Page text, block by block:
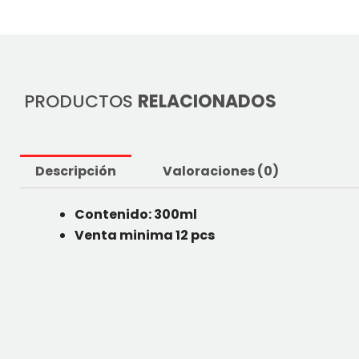
PRODUCTOS RELACIONADOS
Descripción Valoraciones (0)
Contenido: 300ml
Venta minima 12 pcs